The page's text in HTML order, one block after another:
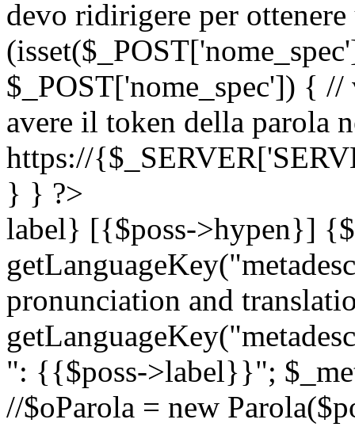
devo ridirigere per
$_POST['nome_spec']) {
avere il token della parola
https://
} } ?>
label} [{$poss->hypen}]
pronunciation and
": {{$poss->label}}";
//$oParola = new